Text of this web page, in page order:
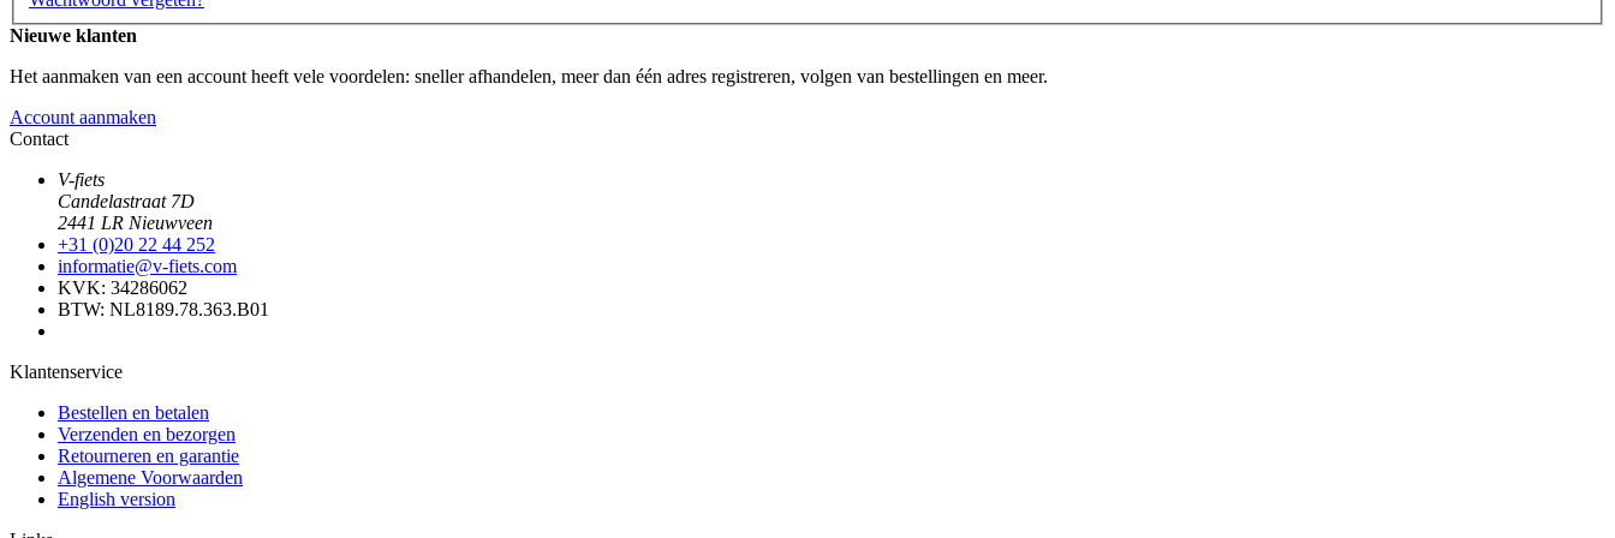
Nieuwe klanten
Het aanmaken van een account heeft vele voordelen: sneller afhandelen, meer dan één adres registreren, volgen van bestellingen en meer.
Account aanmaken
Contact
V-fiets
Candelastraat 7D
2441 LR Nieuwveen
+31 (0)20 22 44 252
informatie@v-fiets.com
KVK: 34286062
BTW: NL8189.78.363.B01
Klantenservice
Bestellen en betalen
Verzenden en bezorgen
Retourneren en garantie
Algemene Voorwaarden
English version